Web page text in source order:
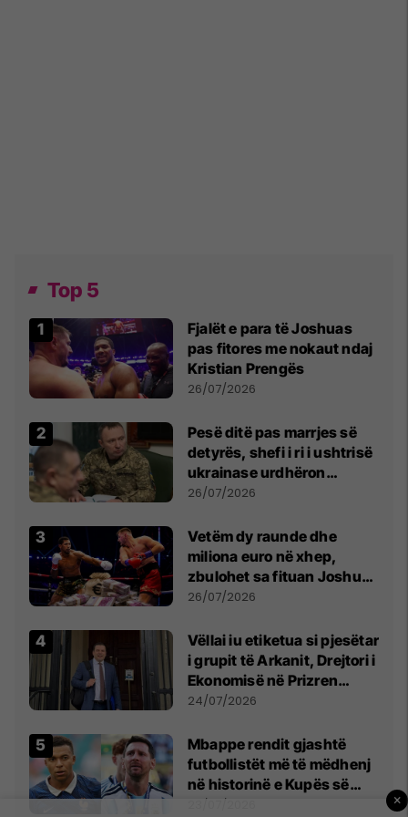
Top 5
Fjalët e para të Joshuas
pas fitores me nokaut ndaj
Kristian Prengës
26/07/2026
Pesë ditë pas marrjes së
detyrës, shefi i ri i ushtrisë
ukrainase urdhëron
kontroll të madh
26/07/2026
Vetëm dy raunde dhe
miliona euro në xhep,
zbulohet sa fituan Joshua
e Prenga
26/07/2026
Vëllai iu etiketua si pjesëtar
i grupit të Arkanit, Drejtori i
Ekonomisë në Prizren
mohon pretendimet
24/07/2026
Mbappe rendit gjashtë
futbollistët më të mëdhenj
në historinë e Kupës së
Botës, Messi mbetet i dyti
23/07/2026 ×